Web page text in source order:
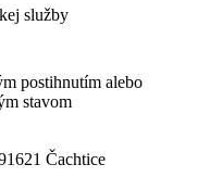
služby
postihnutím alebo
stavom
Čachtice